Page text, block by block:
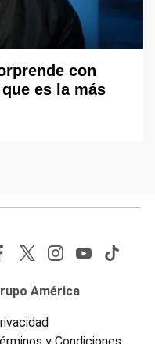
con
es la más
América